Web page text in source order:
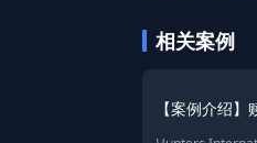
相关案例
【案例介绍